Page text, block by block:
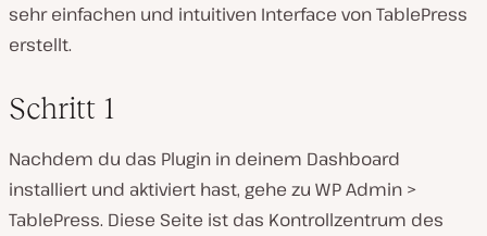
sehr einfachen und intuitiven Interface von TablePress
erstellt.
Schritt 1
Nachdem du das Plugin in deinem Dashboard
installiert und aktiviert hast, gehe zu WP Admin >
TablePress. Diese Seite ist das Kontrollzentrum des